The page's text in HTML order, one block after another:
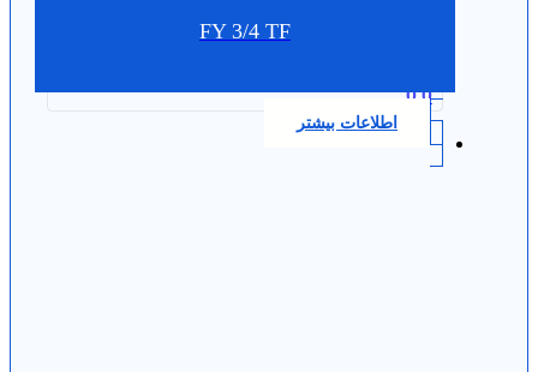
FY 3/4 TF
0.0
اطلاعات بیشتر